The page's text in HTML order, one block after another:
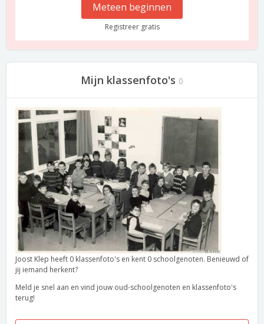
Meteen beginnen
Registreer gratis
Mijn klassenfoto's 0
Joost Klep heeft 0 klassenfoto's en kent 0 schoolgenoten. Benieuwd of
jij iemand herkent?
Meld je snel aan en vind jouw oud-schoolgenoten en klassenfoto's
terug!